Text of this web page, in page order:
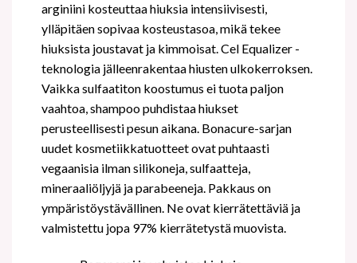
arginiini kosteuttaa hiuksia intensiivisesti,
ylläpitäen sopivaa kosteustasoa, mikä tekee
hiuksista joustavat ja kimmoisat. Cel Equalizer -
teknologia jälleenrakentaa hiusten ulkokerroksen.
Vaikka sulfaatiton koostumus ei tuota paljon
vaahtoa, shampoo puhdistaa hiukset
perusteellisesti pesun aikana. Bonacure-sarjan
uudet kosmetiikkatuotteet ovat puhtaasti
vegaanisia ilman silikoneja, sulfaatteja,
mineraaliöljyjä ja parabeeneja. Pakkaus on
ympäristöystävällinen. Ne ovat kierrätettäviä ja
valmistettu jopa 97% kierrätetystä muovista.